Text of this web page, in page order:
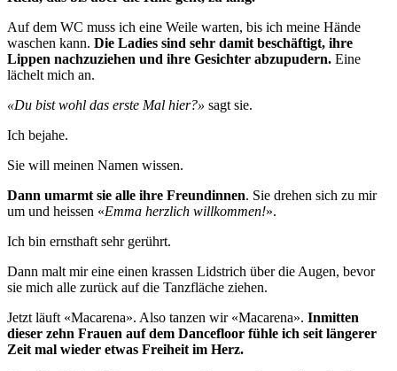
Auf dem WC muss ich eine Weile warten, bis ich meine Hände
waschen kann. Die Ladies sind sehr damit beschäftigt, ihre
Lippen nachzuziehen und ihre Gesichter abzupudern. Eine
lächelt mich an.
«Du bist wohl das erste Mal hier?» sagt sie.
Ich bejahe.
Sie will meinen Namen wissen.
Dann umarmt sie alle ihre Freundinnen. Sie drehen sich zu mir
um und heissen «Emma herzlich willkommen!».
Ich bin ernsthaft sehr gerührt.
Dann malt mir eine einen krassen Lidstrich über die Augen, bevor
sie mich alle zurück auf die Tanzfläche ziehen.
Jetzt läuft «Macarena». Also tanzen wir «Macarena». Inmitten
dieser zehn Frauen auf dem Dancefloor fühle ich seit längerer
Zeit mal wieder etwas Freiheit im Herz.